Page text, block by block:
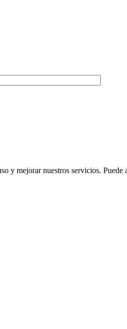
mejorar nuestros servicios. Puede